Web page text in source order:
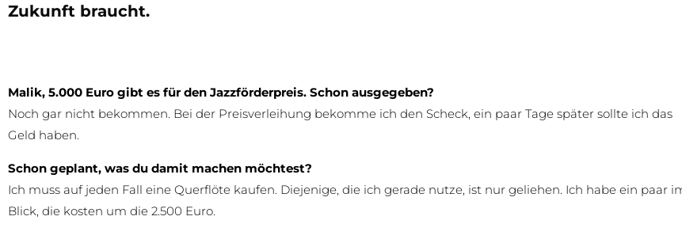
Zukunft braucht.
Malik, 5.000 Euro gibt es für den Jazzförderpreis. Schon ausgegeben?
Noch gar nicht bekommen. Bei der Preisverleihung bekomme ich den Scheck, ein paar Tage später sollte ich das
Geld haben.
Schon geplant, was du damit machen möchtest?
Ich muss auf jeden Fall eine Querflöte kaufen. Diejenige, die ich gerade nutze, ist nur geliehen. Ich habe ein paar
Blick, die kosten um die 2.500 Euro.